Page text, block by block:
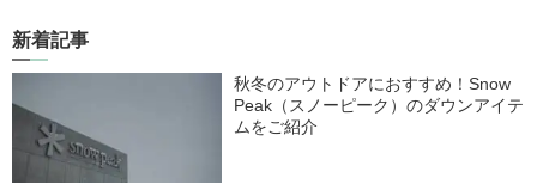
新着記事
秋冬のアウトドアにおすすめ！Snow
Peak（スノーピーク）のダウンアイテ
ムをご紹介